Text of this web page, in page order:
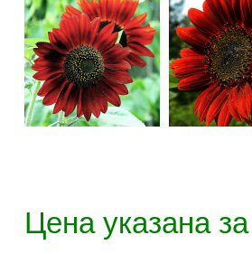
Цена указана